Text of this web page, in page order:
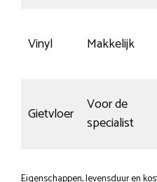
Vinyl Makkelijk
Gietvloer
Voor de
specialist
Eigenschappen, levensduur en